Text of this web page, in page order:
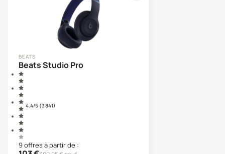
BEATS
Beats Studio Pro
4.4/5 (3 841)
9offresà partir de :